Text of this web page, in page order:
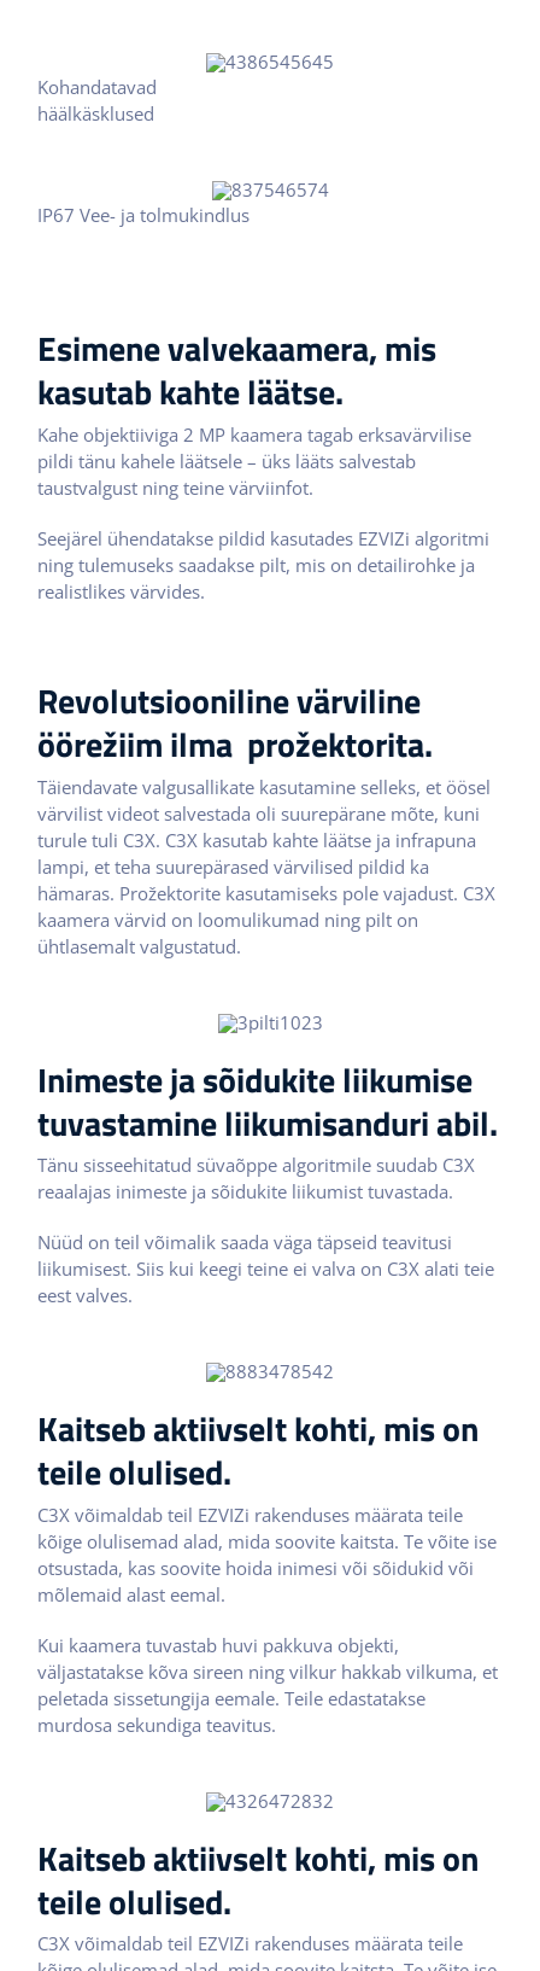
Kohandatavad
häälkäsklused
IP67 Vee- ja tolmukindlus
Esimene valvekaamera, mis
kasutab kahte läätse.
Kahe objektiiviga 2 MP kaamera tagab erksavärvilise
pildi tänu kahele läätsele – üks lääts salvestab
taustvalgust ning teine värviinfot.
Seejärel ühendatakse pildid kasutades EZVIZi algoritmi
ning tulemuseks saadakse pilt, mis on detailirohke ja
realistlikes värvides.
Revolutsiooniline värviline
öörežiim ilma prožektorita.
Täiendavate valgusallikate kasutamine selleks, et öösel
värvilist videot salvestada oli suurepärane mõte, kuni
turule tuli C3X. C3X kasutab kahte läätse ja infrapuna
lampi, et teha suurepärased värvilised pildid ka
hämaras. Prožektorite kasutamiseks pole vajadust. C3X
kaamera värvid on loomulikumad ning pilt on
ühtlasemalt valgustatud.
Inimeste ja sõidukite liikumise
tuvastamine liikumisanduri abil.
Tänu sisseehitatud süvaõppe algoritmile suudab C3X
reaalajas inimeste ja sõidukite liikumist tuvastada.
Nüüd on teil võimalik saada väga täpseid teavitusi
liikumisest. Siis kui keegi teine ei valva on C3X alati teie
eest valves.
Kaitseb aktiivselt kohti, mis on
teile olulised.
C3X võimaldab teil EZVIZi rakenduses määrata teile
kõige olulisemad alad, mida soovite kaitsta. Te võite ise
otsustada, kas soovite hoida inimesi või sõidukid või
mõlemaid alast eemal.
Kui kaamera tuvastab huvi pakkuva objekti,
väljastatakse kõva sireen ning vilkur hakkab vilkuma, et
peletada sissetungija eemale. Teile edastatakse
murdosa sekundiga teavitus.
Kaitseb aktiivselt kohti, mis on
teile olulised.
C3X võimaldab teil EZVIZi rakenduses määrata teile